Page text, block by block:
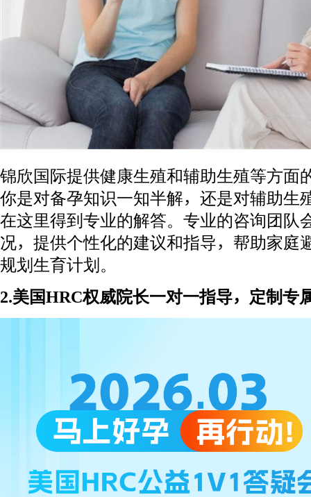
锦欣国际提供健康生殖和辅助生殖等方面
你是对备孕知识一知半解，还是对辅助生
在这里得到专业的解答。专业的咨询团队
况，提供个性化的建议和指导，帮助家庭
规划生育计划。
2.美国HRC权威院长一对一指导，定制专